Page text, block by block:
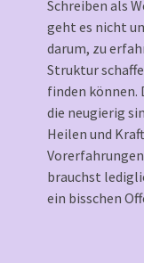
Schreiben als
geht es nicht
darum, zu
Struktur
finden können.
die neugierig
Heilen und
brauchst
ein bisschen